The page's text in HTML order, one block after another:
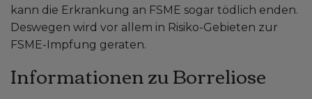
kann die Erkrankung an FSME sogar tödlich enden.
Deswegen wird vor allem in Risiko-Gebieten zur
FSME-Impfung geraten.
Informationen zu Borreliose